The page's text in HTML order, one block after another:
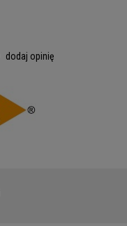
dodaj opinię